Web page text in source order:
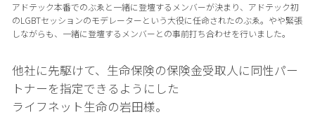
アドテック本番でのぶゑと一緒に登壇するメンバーが決まり、アドテック初
のLGBTセッションのモデレーターという大役に任命されたのぶゑ。やや緊張
しながらも、一緒に登壇するメンバーとの事前打ち合わせを行いました。
他社に先駆けて、生命保険の保険金受取人に同性パー
トナーを指定できるようにした
ライフネット生命の岩田様。